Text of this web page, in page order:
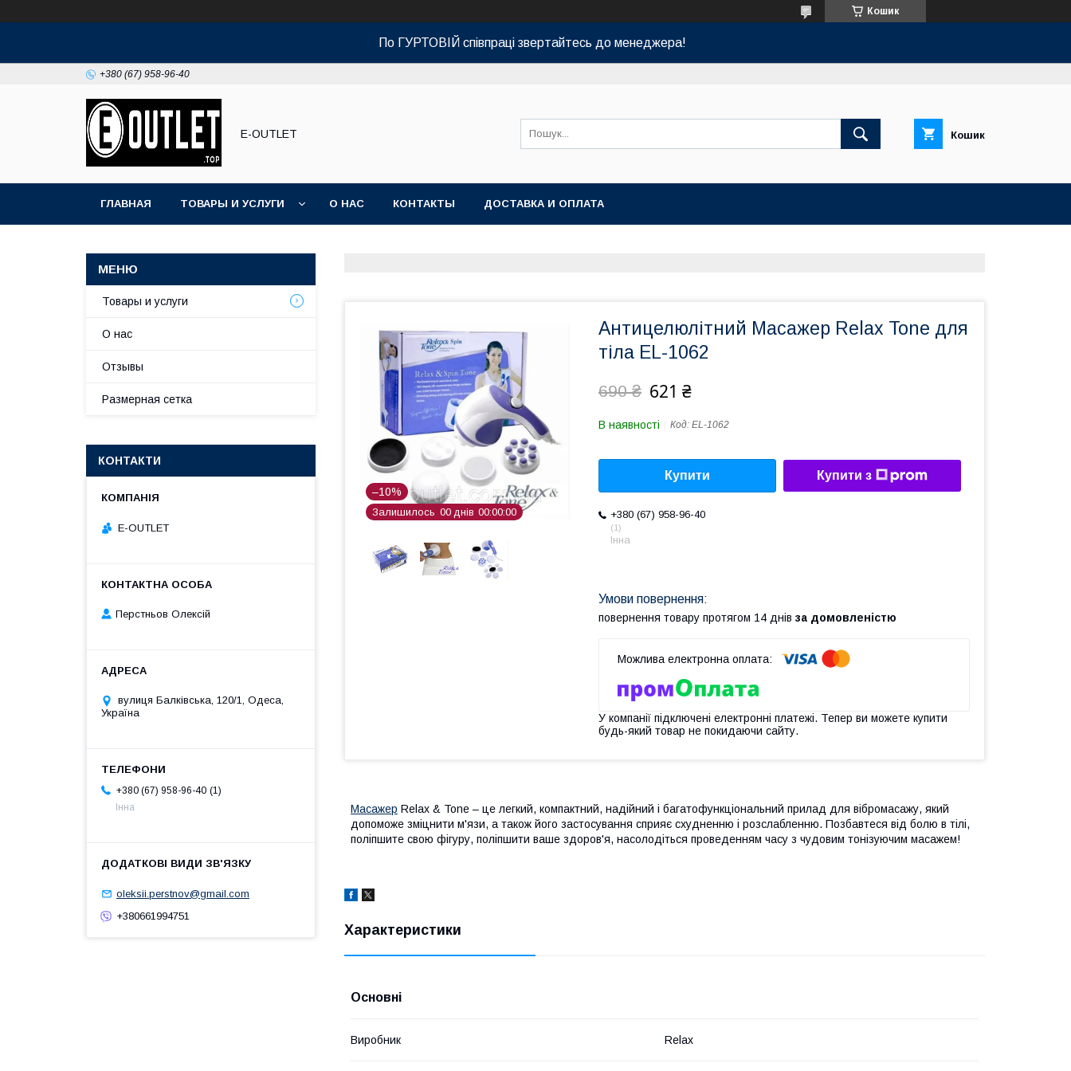
Кошик
По ГУРТОВІЙ співпраці звертайтесь до менеджера!
+380 (67) 958-96-40
E-OUTLET Кошик
ГЛАВНАЯ ТОВАРЫ И УСЛУГИ О НАС КОНТАКТЫ ДОСТАВКА И ОПЛАТА
–10%
Залишилось 00 днів 00 00 00
Антицелюлітний Масажер Relax Tone для
тіла EL-1062
690 ₴ 621 ₴
В наявності Код: EL-1062
Купити Купити з
+380 (67) 958-96-40
1
Інна
повернення товару протягом 14 днів за домовленістю
У компанії підключені електронні платежі. Тепер ви можете купити
будь-який товар не покидаючи сайту.
Масажер Relax & Tone – це легкий, компактний, надійний і багатофункціональний прилад для вібромасажу, який
допоможе зміцнити м'язи, а також його застосування сприяє схудненню і розслабленню. Позбавтеся від болю в тілі,
поліпшите свою фігуру, поліпшити ваше здоров'я, насолодіться проведенням часу з чудовим тонізуючим масажем!
Характеристики
Основні
Виробник Relax
Товары и услуги
О нас
Отзывы
Размерная сетка
КОНТАКТИ
E-OUTLET
Перстньов Олексій
вулиця Балківська, 120/1, Одеса,
Україна
+380 (67) 958-96-40 1
Інна
oleksii.perstnov@gmail.com
+380661994751